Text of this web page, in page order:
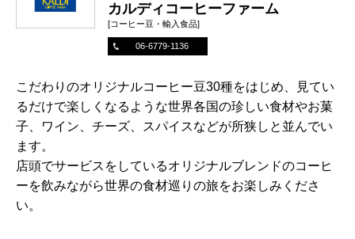
カルディコーヒーファーム
[コーヒー豆・輸入食品]
06-6779-1136
こだわりのオリジナルコーヒー豆30種をはじめ、見てい
るだけで楽しくなるような世界各国の珍しい食材やお菓
子、ワイン、チーズ、スパイスなどが所狭しと並んでい
ます。
店頭でサービスをしているオリジナルブレンドのコーヒ
ーを飲みながら世界の食材巡りの旅をお楽しみくださ
い。